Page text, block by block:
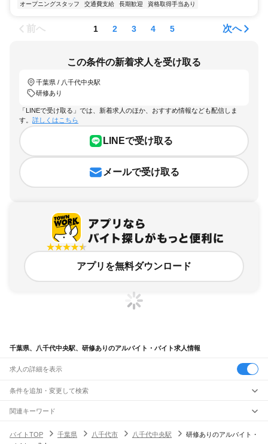
オープニングスタッフ
交通費支給 長期歓迎 資格取得手当あり
前へ 1 2 3 4 5 次へ
この条件の新着求人を受け取る
千葉県 / 八千代中央駅
研修あり
「LINEで受け取る」では、新着求人のほか、おすすめ情報なども配信しま
す。 詳しくはこちら
LINEで受け取る
メールで受け取る
アプリを無料ダウンロード
千葉県、八千代中央駅、研修ありのアルバイト・バイト求人情報
求人の詳細を表示
条件を追加・変更して検索
市区町村を追加・変更
千葉県すべて
駅を追加・変更
関連キーワード
バイトTOP
千葉県 八千代市 八千代中央駅
研修ありのアルバイト・